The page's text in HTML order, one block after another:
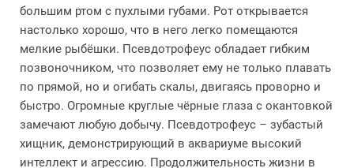
большим ртом с пухлыми губами. Рот открывается
настолько хорошо, что в него легко помещаются
мелкие рыбёшки. Псевдотрофеус обладает гибким
позвоночником, что позволяет ему не только плавать
по прямой, но и огибать скалы, двигаясь проворно и
быстро. Огромные круглые чёрные глаза с окантовкой
замечают любую добычу. Псевдотрофеус – зубастый
хищник, демонстрирующий в аквариуме высокий
интеллект и агрессию. Продолжительность жизни в